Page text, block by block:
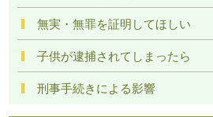
無実・無罪を証明してほしい
子供が逮捕されてしまったら
刑事手続きによる影響